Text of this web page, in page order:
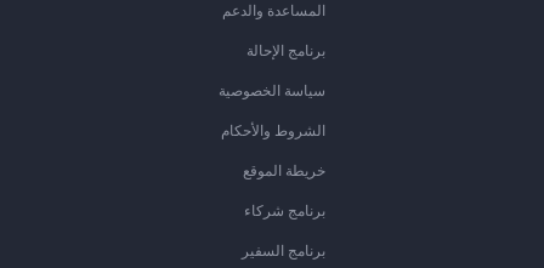
المساعدة والدعم
برنامج الإحالة
سياسة الخصوصية
الشروط والأحكام
خريطة الموقع
برنامج شركاء
برنامج السفير